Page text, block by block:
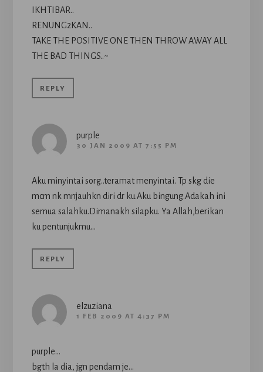
IKHTIBAR..
RENUNG2KAN..
TAKE THE POSITIVE ONE THEN THROW AWAY ALL
THE BAD THINGS..~
REPLY
purple
30 JAN 2009 AT 7:55 PM
Aku minyintai sorg..teramat menyintai. Tp skg die
mcm nk mnjauhkn diri dr ku.Aku bingung.Adakah ini
semua salahku.Dimanakh silapku. Ya Allah,berikan
ku pentunjukmu…
REPLY
elzuziana
1 FEB 2009 AT 4:37 PM
purple…
bgth la dia, jgn pendam je…